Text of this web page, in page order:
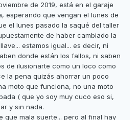
de 2019, está en el garaje
esperando que vengan el lunes de
el lunes pasado la saqué del taller
de haber cambiado la
estamos igual... es decir, ni
donde están los fallos, ni saben
de ilusionarte como un loco como
la pena quizás ahorrar un poco
moto que funciona, no una moto
( que yo soy muy cuco eso si,
y sin nada.
que mala suerte... pero al final hay